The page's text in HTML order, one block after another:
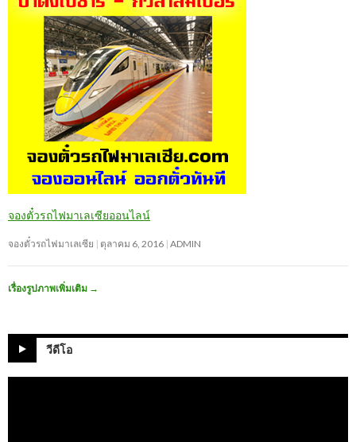
จองตั๋วรถไฟมาเลเซียออนไลน์
จองตั๋วรถไฟมาเลเซีย ตุลาคม 6, 2016 ADMIN
เรื่องรูปภาพเพิ่มเติม →
วีดีโอ